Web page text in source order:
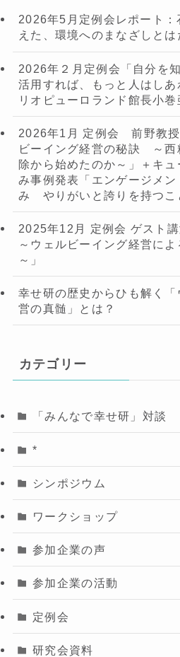
2026年5月定例会レポート：
えた、環境へのまなざしと
2026年２月定例会「自分を
活用すれば、もっと人はし
リオピューロランド館長小巻
2026年1月 定例会 前野教
ビーイング経営の秘訣 ～西
除から始めたのか～」＋キ
み事例発表「エンゲージメン
み やりがいと誇りを持つこ
2025年12月 定例会 ゲスト
～ウェルビーイング経営に
～」
幸せ研の歴史からひも解く
営の真髄」とは？
カテゴリー
「みんなで幸せ研」対談
*
シンポジウム
ワークショップ
参加企業の声
参加企業の活動
定例会
研究会資料